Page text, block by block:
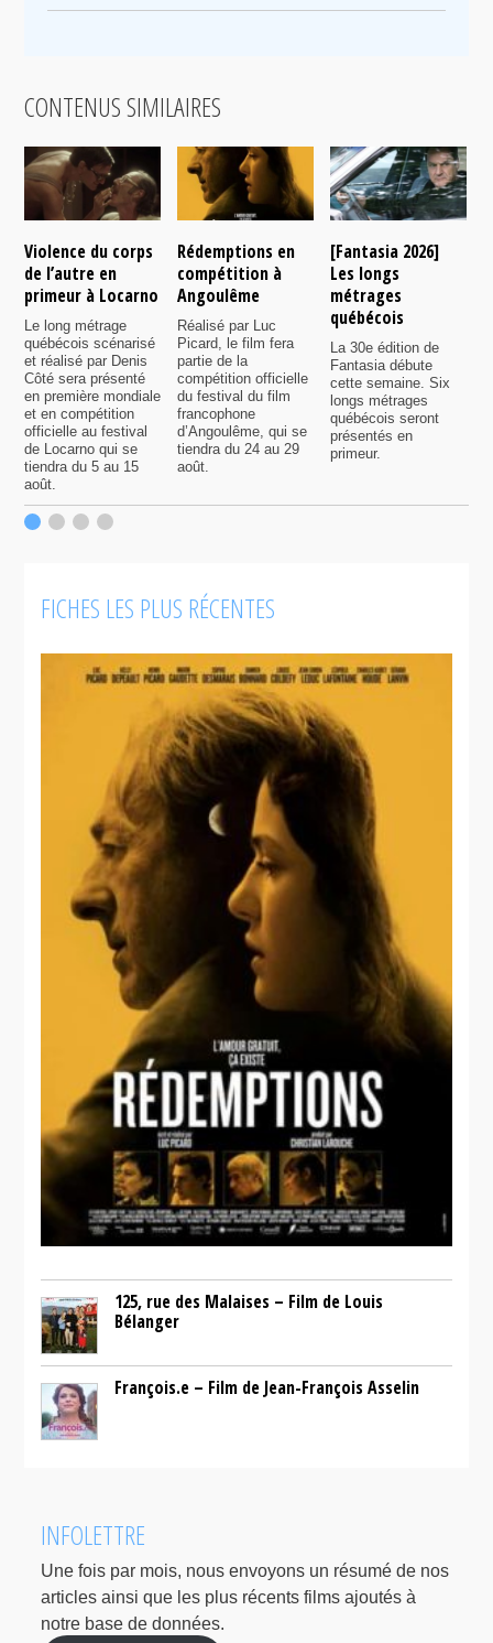
CONTENUS SIMILAIRES
Violence du corps
de l’autre en
primeur à Locarno
Le long métrage
québécois scénarisé
et réalisé par Denis
Côté sera présenté
en première mondiale
et en compétition
officielle au festival
de Locarno qui se
tiendra du 5 au 15
août.
Rédemptions en
compétition à
Angoulême
Réalisé par Luc
Picard, le film fera
partie de la
compétition officielle
du festival du film
francophone
d’Angoulême, qui se
tiendra du 24 au 29
août.
[Fantasia 2026]
Les longs
métrages
québécois
La 30e édition de
Fantasia débute
cette semaine. Six
longs métrages
québécois seront
présentés en
primeur.
FICHES LES PLUS RÉCENTES
125, rue des Malaises – Film de Louis
Bélanger
François.e – Film de Jean-François Asselin
INFOLETTRE
Une fois par mois, nous envoyons un résumé de nos
articles ainsi que les plus récents films ajoutés à
notre base de données.